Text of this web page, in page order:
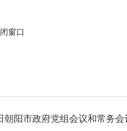
窗口
朝阳市政府党组会议和常务会